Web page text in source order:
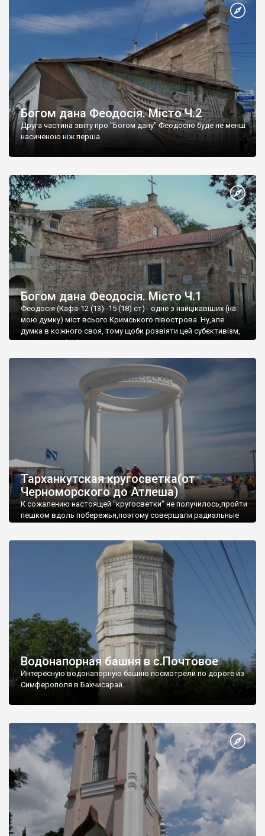
Богом дана Феодосія. Місто Ч.2
Друга частина звіту про "Богом дану" Феодосію буде не менш
насиченою ніж перша.
Богом дана Феодосія. Місто Ч.1
Феодосія (Кафа-12 (13) -15 (18) ст) - одне з найцікавіших (на
мою думку) міст всього Кримського півострова .Ну,але
думка в кожного своя, тому щоби розвіяти цей субєктивізм,
запрошую відвідати це
Тарханкутская кругосветка(от
Черноморского до Атлеша)
К сожалению настоящей "кругосветки" не получилось,пройти
пешком вдоль побережья,поэтому совершали радиальные
Водонапорная башня в с.Почтовое
Интересную водонапорную башню посмотрели по дороге из
Симферополя в Бахчисарай.